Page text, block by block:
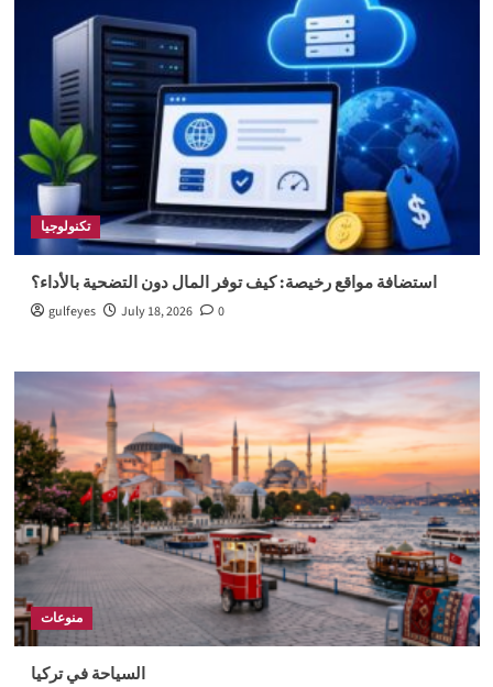
تكنولوجيا
استضافة مواقع رخيصة: كيف توفر المال دون التضحية بالأداء؟
gulfeyes July 18, 2026 0
منوعات
السياحة في تركيا